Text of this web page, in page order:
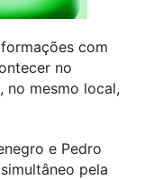
com
no
no mesmo local,
e Pedro
pela